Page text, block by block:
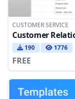
CUSTOMER SERVICE
Customer
190 1776
FREE